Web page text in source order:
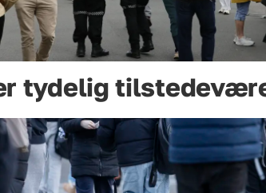
tydelig